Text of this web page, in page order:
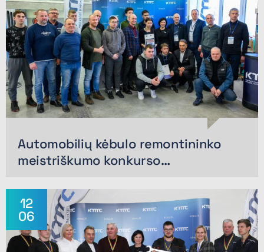
Automobilių kėbulo remontininko
meistriškumo konkurso…
12
06